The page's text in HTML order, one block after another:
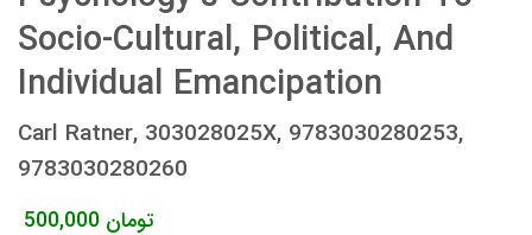
Socio-Cultural, Political, And
Individual Emancipation
Carl Ratner, 303028025X, 9783030280253,
9783030280260
500,000 تومان